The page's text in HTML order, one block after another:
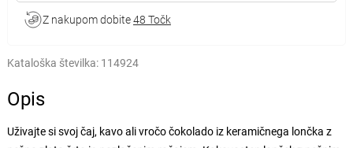
Z nakupom dobite48 Točk
Kataloška številka: 114924
Opis
Uživajte si svoj čaj, kavo ali vročo čokolado iz keramičnega lončka z